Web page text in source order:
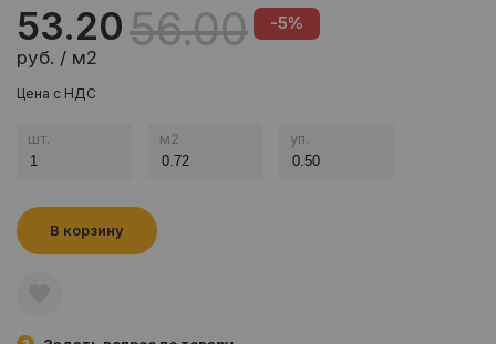
53.20
руб. / м2
56.00 -5%
Цена с НДС
шт. м2 уп.
В корзину